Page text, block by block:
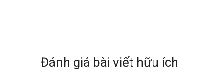
Đánh giá bài viết hữu ích